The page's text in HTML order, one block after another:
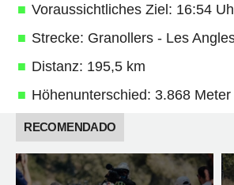
Voraussichtliches Ziel: 16:54
Strecke: Granollers - Les
Distanz: 195,5 km
Höhenunterschied: 3.868 Meter
RECOMENDADO